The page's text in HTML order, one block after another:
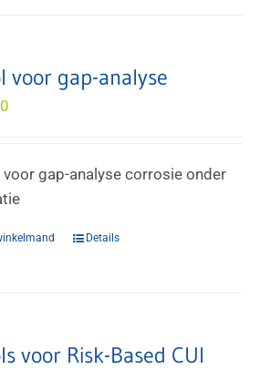
voor gap-analyse
voor gap-analyse corrosie onder
Details
voor Risk-Based CUI